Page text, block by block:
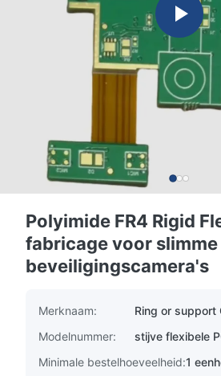
Polyimide FR4 Rigid
fabricage voor
beveiligingscamera's
Merknaam:
Ring or support
Modelnummer:
stijve flexibele
Minimale bestelhoeveelheid:1